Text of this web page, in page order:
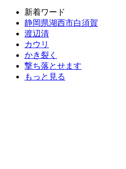
新着ワード
静岡県湖西市白須賀
渡辺清
カウリ
かき裂く
撃ち落とせます
もっと見る